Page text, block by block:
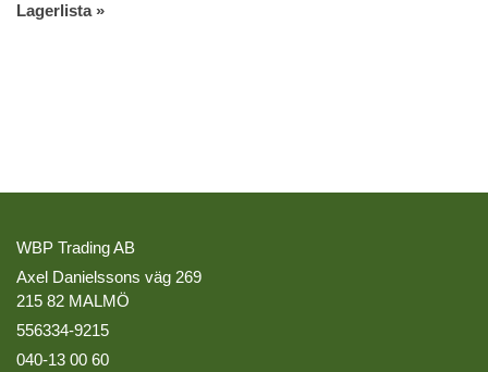
Lagerlista »
WBP Trading AB
Axel Danielssons väg 269
215 82 MALMÖ
556334-9215
040-13 00 60